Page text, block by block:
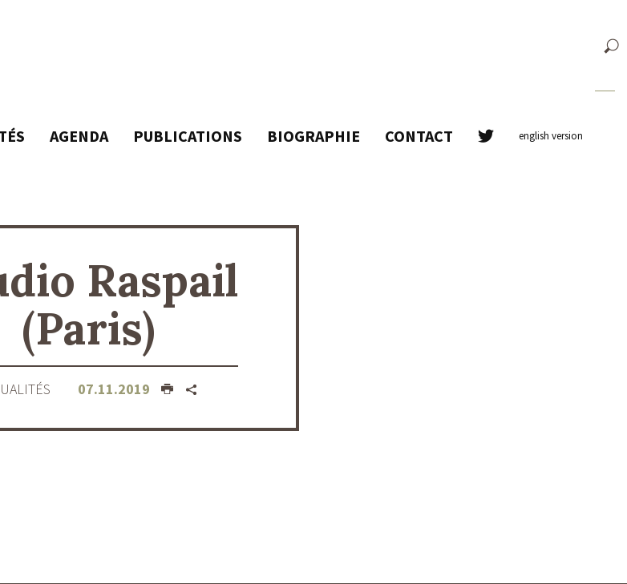
AGENDA PUBLICATIONS BIOGRAPHIE CONTACT english version
Raspail
(Paris)
07.11.2019